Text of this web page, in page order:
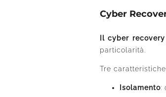
Cyber
Il cyber recovery
particolarità.
Tre
Isolamento: